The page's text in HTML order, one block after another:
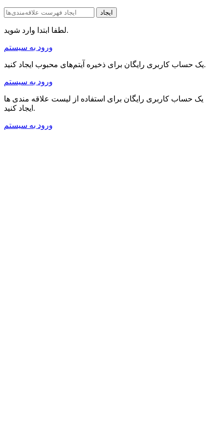
ایجاد
لطفا ابتدا وارد شوید.
ورود به سیستم
یک حساب کاربری رایگان برای ذخیره آیتم‌های محبوب ایجاد کنید.
ورود به سیستم
یک حساب کاربری رایگان برای استفاده از لیست علاقه مندی ها
ایجاد کنید.
ورود به سیستم